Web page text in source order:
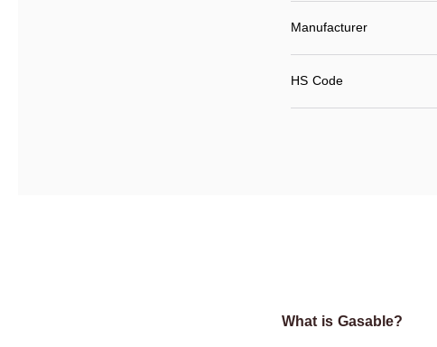
Manufacturer
HS Code
What is Gasable?